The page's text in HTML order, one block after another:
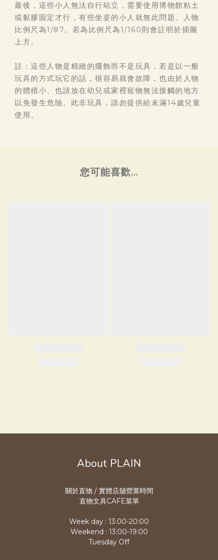
最後，這些小人無法自行站立，需要使用博物館粘土
或黏膠固定才行，有些坐姿的小人就無此問題。人物
比例尺為1/87。若為比例尺為1/160則會註明於插圖
上方。
註：這些人物是精緻的擺飾而不是玩具，若是以一般
玩具的方式玩它的話，很容易就會故障，也由於人物
的體積小、也請放在幼兒或家裡寵物無法接觸的地方
以免發生危險。此非玩具，請勿提供給未滿14歲兒童
使用。
您可能喜歡...
About PLAIN
關於直物 / 實體店舖營業時間
直物文具CAFE菜單
Week day : 13:00-20:00
Weekend : 13:00-19:00
Tuesday Off